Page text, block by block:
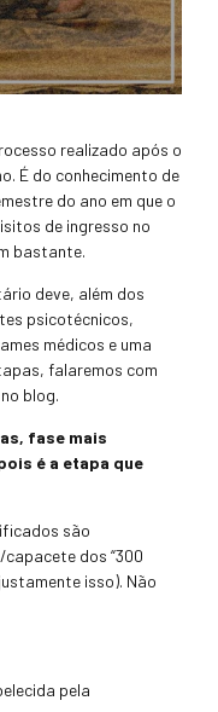
realizado após o
É do conhecimento de
do ano em que o
de ingresso no
bastante.
deve, além dos
psicotécnicos,
médicos e uma
falaremos com
blog.
fase mais
é a etapa que
são
dos “300
isso). Não
pela